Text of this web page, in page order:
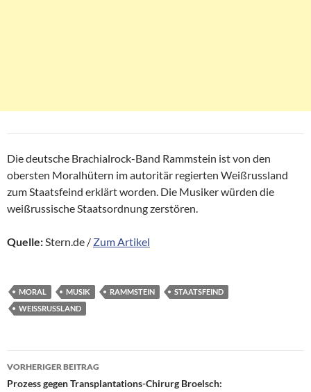
Die deutsche Brachialrock-Band Rammstein ist von den
obersten Moralhütern im autoritär regierten Weißrussland
zum Staatsfeind erklärt worden. Die Musiker würden die
weißrussische Staatsordnung zerstören.
Quelle:Stern.de / Zum Artikel
MORAL MUSIK RAMMSTEIN
STAATSFEIND
WEISSRUSSLAND
Beitragsnavigation
VORHERIGER BEITRAG
Prozess gegen Transplantations-Chirurg Broelsch: